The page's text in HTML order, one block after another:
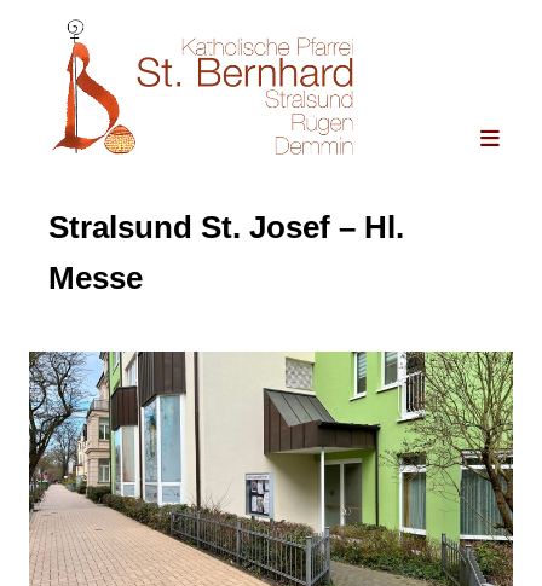
Stralsund St. Josef – Hl.
Messe